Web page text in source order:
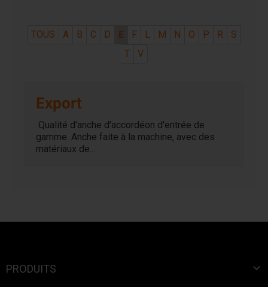
TOUS A B C D E F L M N O P R
S
T
V
Export
Qualité d'anche d'accordéon d'entrée de
gamme. Anche faite à la machine, avec des
matériaux de...
PRODUITS 